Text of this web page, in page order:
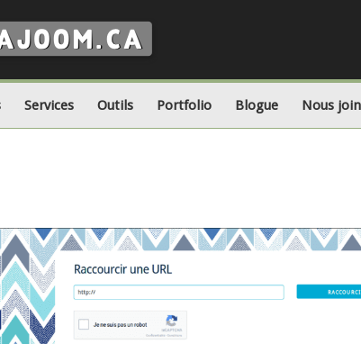
Services Outils Portfolio Blogue Nous